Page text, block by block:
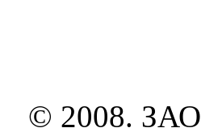
© 2008.